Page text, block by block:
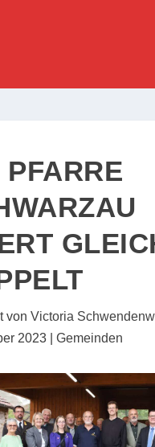
PFARRE
vonVictoria
2023 |Gemeinden